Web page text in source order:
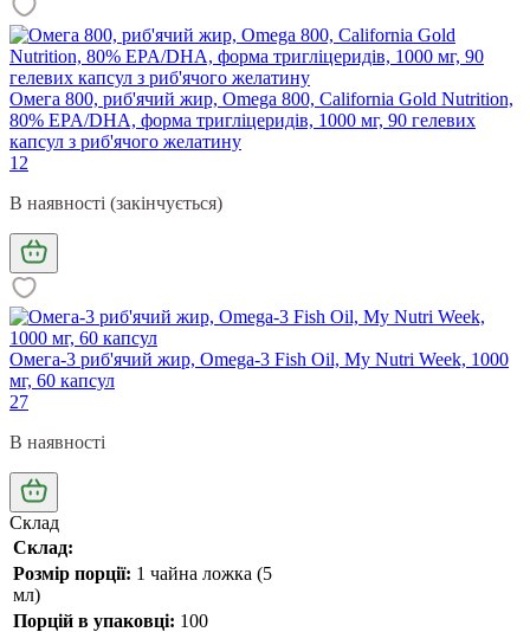
Омега 800, риб'ячий жир, Omega 800, Сalifornia Gold Nutrition,
80% EPA/DHA, форма тригліцеридів, 1000 мг, 90 гелевих
капсул з риб'ячого желатину
12
В наявності (закінчується)
Омега-3 риб'ячий жир, Omega-3 Fish Oil, My Nutri Week, 1000
мг, 60 капсул
27
В наявності
Склад
Склад:
Розмір порції: 1 чайна ложка (5
мл)
Порцій в упаковці: 100